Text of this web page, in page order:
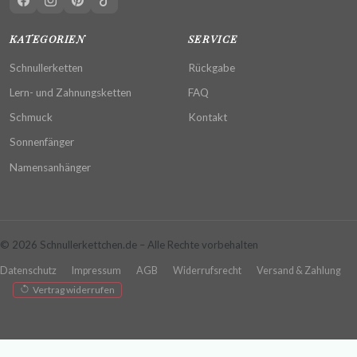
KATEGORIEN
Schnullerketten
Lern- und Zahnungsketten
Schmuck
Sonnenfänger
Namensanhänger
SERVICE
Rückgabe
FAQ
Kontakt
© 2026 Schnullerkettchen.de – Alle Rechte vorbehalten
Datenschutz Impressum AGB Widerrufsrecht
Versand & Zahlung
Vertrag widerrufen